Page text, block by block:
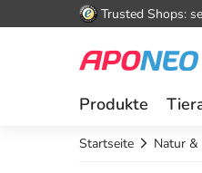
Trusted Shops:
Produkte
Startseite Natur